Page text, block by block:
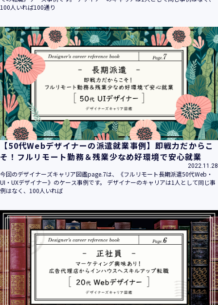
100人いれば100通り
【50代Webデザイナーの派遣就業事例】即戦力だからこ
そ！フルリモート勤務＆残業少なめ好環境で安心就業
2022.11.28
今回のデザイナーズキャリア図鑑page.7は、《フルリモート長期派遣50代Web・
UI・UXデザイナー》のケース事例です。 デザイナーのキャリアは1人として同じ事
例はなく、100人いれば